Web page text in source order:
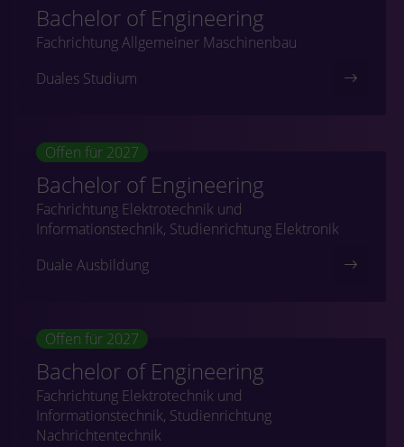
Bachelor of Engineering
Fachrichtung Allgemeiner Maschinenbau
Duales Studium
Offen für 2027
Bachelor of Engineering
Fachrichtung Elektrotechnik und
Informationstechnik, Studienrichtung Elektronik
Duale Ausbildung
Offen für 2027
Bachelor of Engineering
Fachrichtung Elektrotechnik und
Informationstechnik, Studienrichtung
Nachrichtentechnik